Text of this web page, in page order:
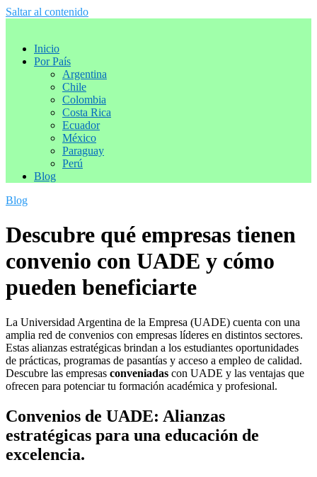
Saltar al contenido
Inicio
Por País
Argentina
Chile
Colombia
Costa Rica
Ecuador
México
Paraguay
Perú
Blog
Blog
Descubre qué empresas tienen
convenio con UADE y cómo
pueden beneficiarte
La Universidad Argentina de la Empresa (UADE) cuenta con una
amplia red de convenios con empresas líderes en distintos sectores.
Estas alianzas estratégicas brindan a los estudiantes oportunidades
de prácticas, programas de pasantías y acceso a empleo de calidad.
Descubre las empresas conveniadas con UADE y las ventajas que
ofrecen para potenciar tu formación académica y profesional.
Convenios de UADE: Alianzas
estratégicas para una educación de
excelencia.